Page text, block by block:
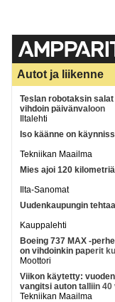
Autot ja liikenne
Teslan robotaksin
vihdoin päivänvaloon
Iltalehti
Iso käänne on
Tekniikan Maailma
Mies ajoi 120
Ilta-Sanomat
Uudenkaupungin
Kauppalehti
Boeing 737 MAX -
on vihdoinkin paperit
vuotta
Moottori
Viikon käytetty:
vangitsi auton talliin 40
Tekniikan Maailma